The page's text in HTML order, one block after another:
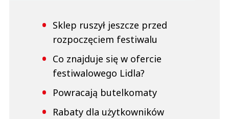
Sklep ruszył jeszcze przed
rozpoczęciem festiwalu
Co znajduje się w ofercie
festiwalowego Lidla?
Powracają butelkomaty
Rabaty dla użytkowników